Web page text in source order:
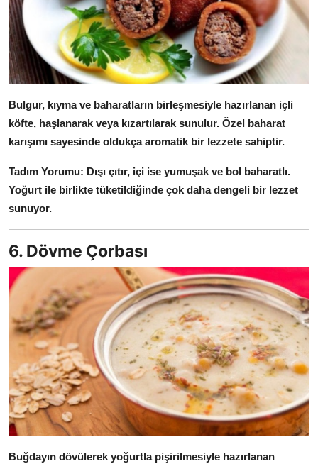
Bulgur, kıyma ve baharatların birleşmesiyle hazırlanan içli
köfte, haşlanarak veya kızartılarak sunulur. Özel baharat
karışımı sayesinde oldukça aromatik bir lezzete sahiptir.
Tadım Yorumu: Dışı çıtır, içi ise yumuşak ve bol baharatlı.
Yoğurt ile birlikte tüketildiğinde çok daha dengeli bir lezzet
sunuyor.
6. Dövme Çorbası
Buğdayın dövülerek yoğurtla pişirilmesiyle hazırlanan